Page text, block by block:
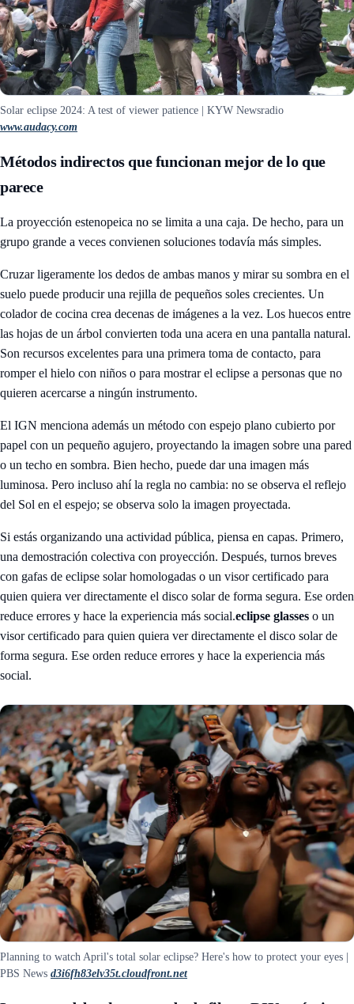
Solar eclipse 2024: A test of viewer patience | KYW Newsradio
www.audacy.com
Métodos indirectos que funcionan mejor de lo que
parece
La proyección estenopeica no se limita a una caja. De hecho, para un
grupo grande a veces convienen soluciones todavía más simples.
Cruzar ligeramente los dedos de ambas manos y mirar su sombra en el
suelo puede producir una rejilla de pequeños soles crecientes. Un
colador de cocina crea decenas de imágenes a la vez. Los huecos entre
las hojas de un árbol convierten toda una acera en una pantalla natural.
Son recursos excelentes para una primera toma de contacto, para
romper el hielo con niños o para mostrar el eclipse a personas que no
quieren acercarse a ningún instrumento.
El IGN menciona además un método con espejo plano cubierto por
papel con un pequeño agujero, proyectando la imagen sobre una pared
o un techo en sombra. Bien hecho, puede dar una imagen más
luminosa. Pero incluso ahí la regla no cambia: no se observa el reflejo
del Sol en el espejo; se observa solo la imagen proyectada.
Si estás organizando una actividad pública, piensa en capas. Primero,
una demostración colectiva con proyección. Después, turnos breves
con gafas de eclipse solar homologadas o un visor certificado para
quien quiera ver directamente el disco solar de forma segura. Ese orden
reduce errores y hace la experiencia más social.eclipse glasses o un
visor certificado para quien quiera ver directamente el disco solar de
forma segura. Ese orden reduce errores y hace la experiencia más
social.
Planning to watch April's total solar eclipse? Here's how to protect your eyes |
PBS News d3i6fh83elv35t.cloudfront.net